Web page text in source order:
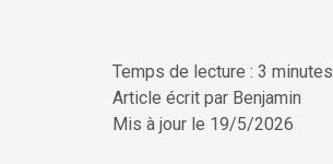
Temps de lecture : 3 minutes
Article écrit par Benjamin
Mis à jour le 19/5/2026